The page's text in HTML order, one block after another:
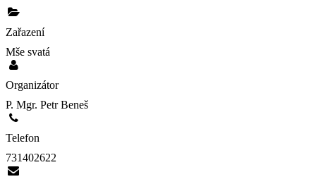
Zařazení
Mše svatá
Organizátor
P. Mgr. Petr Beneš
Telefon
731402622